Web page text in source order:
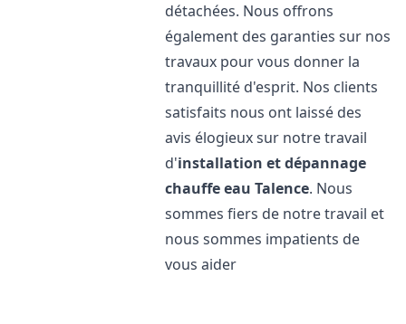
détachées. Nous offrons
également des garanties sur nos
travaux pour vous donner la
tranquillité d'esprit. Nos clients
satisfaits nous ont laissé des
avis élogieux sur notre travail
d'installation et dépannage
chauffe eau Talence. Nous
sommes fiers de notre travail et
nous sommes impatients de
vous aider